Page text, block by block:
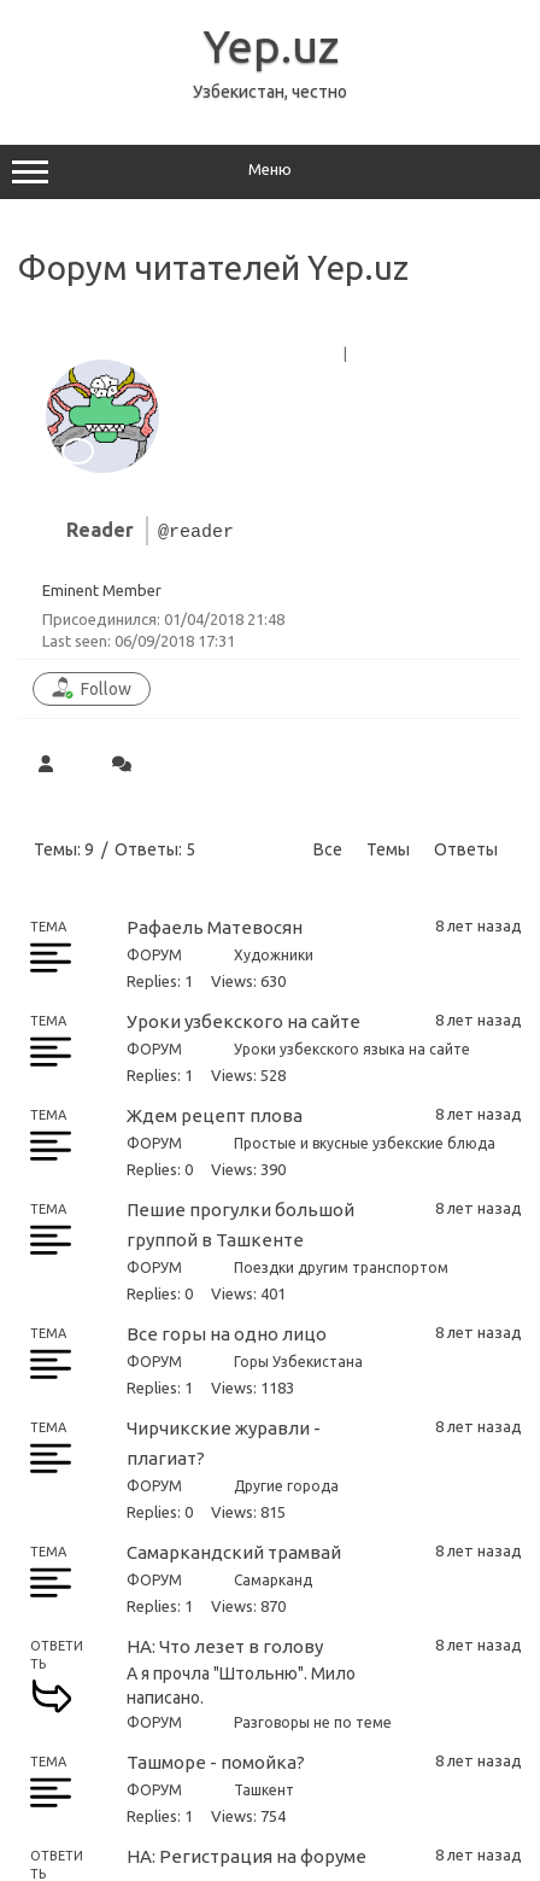
Yep.uz
Узбекистан, честно
Меню
Форум читателей Yep.uz
Reader @reader
Eminent Member
Присоединился: 01/04/2018 21:48
Last seen: 06/09/2018 17:31
Follow
Темы: 9 / Ответы: 5 Все Темы Ответы
ТЕМА Рафаель Матевосян 8 лет назад
ФОРУМ Художники
Replies: 1 Views: 630
ТЕМА Уроки узбекского на сайте 8 лет назад
ФОРУМ Уроки узбекского языка на сайте
Replies: 1 Views: 528
ТЕМА Ждем рецепт плова 8 лет назад
ФОРУМ Простые и вкусные узбекские блюда
Replies: 0 Views: 390
ТЕМА
Пешие прогулки большой
группой в Ташкенте
8 лет назад
ФОРУМ Поездки другим транспортом
Replies: 0 Views: 401
ТЕМА Все горы на одно лицо 8 лет назад
ФОРУМ Горы Узбекистана
Replies: 1 Views: 1183
ТЕМА
Чирчикские журавли -
плагиат?
8 лет назад
ФОРУМ Другие города
Replies: 0 Views: 815
ТЕМА Самаркандский трамвай 8 лет назад
ФОРУМ Самарканд
Replies: 1 Views: 870
ОТВЕТИ
ТЬ
НА: Что лезет в голову
А я прочла "Штольню". Мило
написано.
8 лет назад
ФОРУМ Разговоры не по теме
ТЕМА Ташморе - помойка? 8 лет назад
ФОРУМ Ташкент
Replies: 1 Views: 754
ОТВЕТИ
ТЬ
НА: Регистрация на форуме
8 лет назад